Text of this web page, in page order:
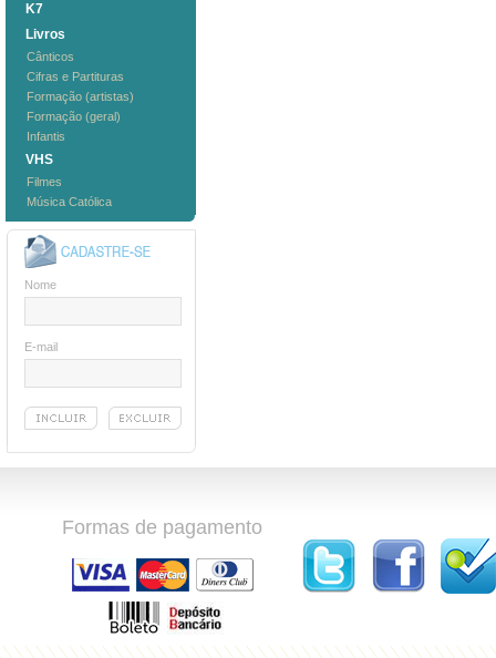
K7
Livros
Cânticos
Cifras e Partituras
Formação (artistas)
Formação (geral)
Infantis
VHS
Filmes
Música Católica
Nome
E-mail
Formas de pagamento